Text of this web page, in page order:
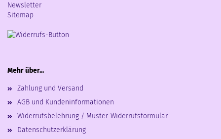
Newsletter
Sitemap
Mehr über...
Zahlung und Versand
AGB und Kundeninformationen
Widerrufsbelehrung / Muster-Widerrufsformular
Datenschutzerklärung